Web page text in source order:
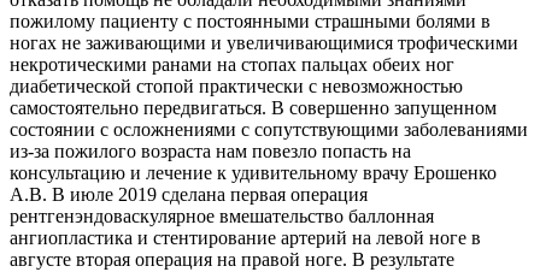
пожилому пациенту с постоянными страшными болями в
ногах не заживающими и увеличивающимися трофическими
некротическими ранами на стопах пальцах обеих ног
диабетической стопой практически с невозможностью
самостоятельно передвигаться. В совершенно запущенном
состоянии с осложнениями с сопутствующими заболеваниями
из-за пожилого возраста нам повезло попасть на
консультацию и лечение к удивительному врачу Ерошенко
А.В. В июле 2019 сделана первая операция
рентгенэндоваскулярное вмешательство баллонная
ангиопластика и стентирование артерий на левой ноге в
августе вторая операция на правой ноге. В результате